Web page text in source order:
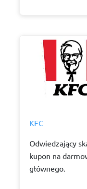
KFC
Odwiedzający
kupon na
głównego.